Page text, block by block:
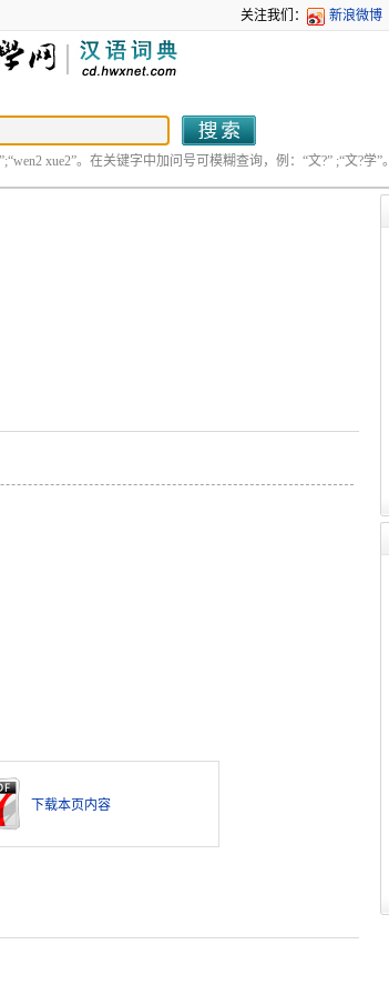
关注我们： 新浪微博
xue2”。在关键字中加问号可模糊查询，例：“文?” ;“文?学”。
下载本页内容